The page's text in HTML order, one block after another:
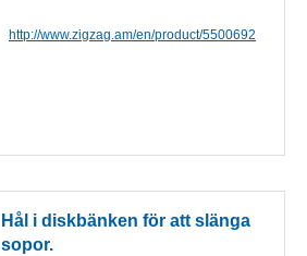
http://www.zigzag.am/en/product/5500692
Hål i diskbänken för att slänga
sopor.